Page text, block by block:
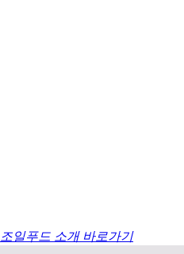
조일푸드 소개 바로가기